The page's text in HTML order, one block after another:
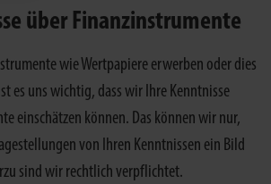
über Finanzinstrumente
wie Wertpapiere erwerben oder dies
es uns wichtig, dass wir Ihre Kenntnisse
einschätzen können. Das können wir nur,
von Ihren Kenntnissen ein Bild
sind wir rechtlich verpflichtet.